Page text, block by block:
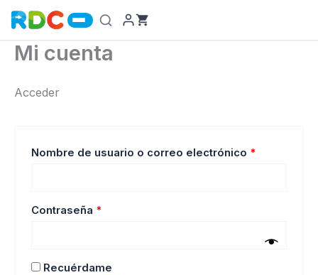
contenido
Mi cuenta
Acceder
Nombre de usuario o correo electrónico *
Contraseña *
Recuérdame